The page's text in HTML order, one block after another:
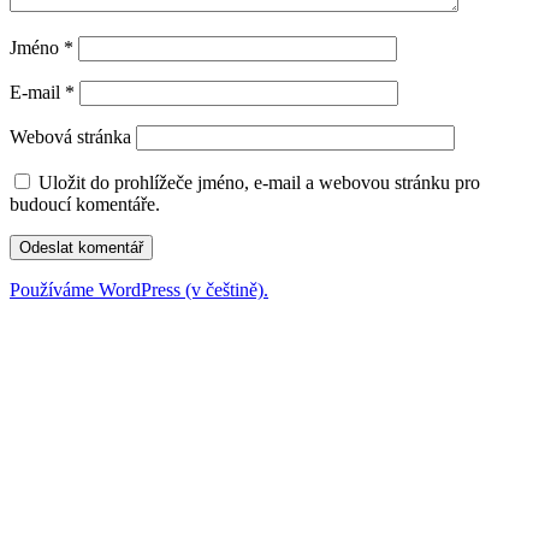
Jméno *
E-mail *
Webová stránka
Uložit do prohlížeče jméno, e-mail a webovou stránku pro
budoucí komentáře.
Používáme WordPress (v češtině).